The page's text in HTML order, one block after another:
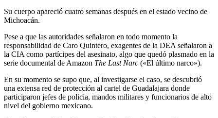
Su cuerpo apareció cuatro semanas después en el estado vecino de
Michoacán.
Pese a que las autoridades señalaron en todo momento la
responsabilidad de Caro Quintero, exagentes de la DEA señalaron a
la CIA como partícipes del asesinato, algo que quedó plasmado en la
serie documental de Amazon The Last Narc («El último narco»).
En su momento se supo que, al investigarse el caso, se descubrió
una extensa red de protección al cartel de Guadalajara donde
participaron jefes de policía, mandos militares y funcionarios de alto
nivel del gobierno mexicano.